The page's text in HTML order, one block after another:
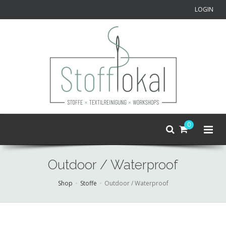
LOGIN
0
Outdoor / Waterproof
Shop Stoffe Outdoor / Waterproof